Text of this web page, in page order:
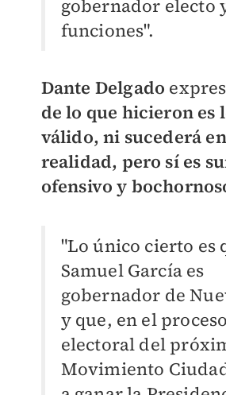
gobernador electo
funciones".
Dante Delgado
de lo que hicieron es
válido, ni sucederá
realidad, pero sí es
ofensivo y
"Lo único cierto es
Samuel García es
gobernador de
y que, en el proceso
electoral del
Movimiento